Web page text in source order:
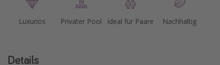
Luxuriös Privater Pool Ideal für Paare Nachhaltig
Details